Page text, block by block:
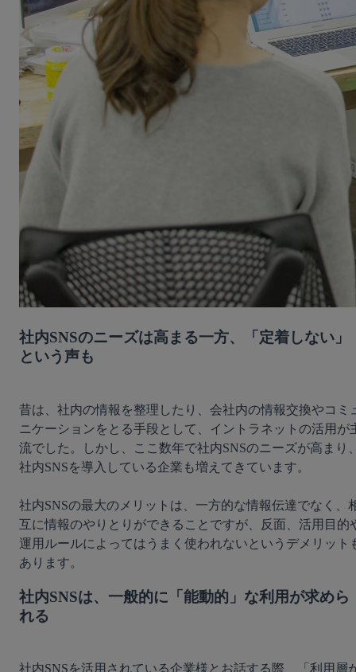
社内SNSのニーズは高まる一方、「定着しない」
という声も
昔は、社内の情報を整理したり、会社内の情報交換やコミ
ニケーションをとる手段として、イントラネットの活用が
流でした。しかし、ここ数年で社内SNSのニーズが高まり
社内SNSを導入している企業も増えてきています。
社内SNSの最大のメリットは、一方的な情報伝達でなく、
互に情報のやりとりができることですが、反面、活用目的
運用ルールによってはうまく使われないというデメリット
社内SNSは、一般的に「能動的」な利用が求めら
れる
社内SNSを活用されている企業様とお話する際、「利用層